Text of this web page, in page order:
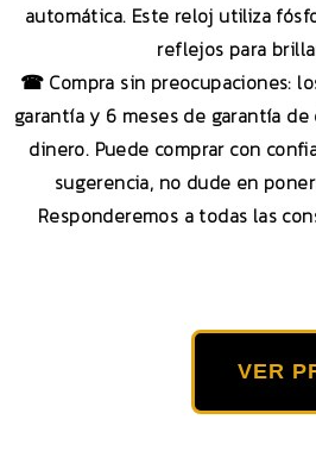
automática. Este reloj utiliza
reflejos para
☎ Compra sin preocupaciones:
garantía y 6 meses de garantía
dinero. Puede comprar con
sugerencia, no dude en
Responderemos a todas las
VER